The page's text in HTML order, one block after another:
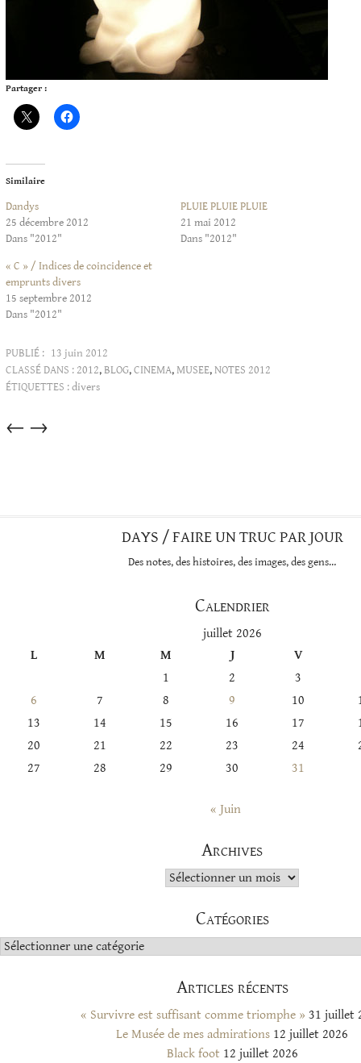
Partager :
Similaire
Dandys
25 décembre 2012
Dans "2012"
PLUIE PLUIE PLUIE
21 mai 2012
Dans "2012"
« C » / Indices de coincidence et
emprunts divers
15 septembre 2012
Dans "2012"
PUBLIÉ : 13 juin 2012
CLASSÉ DANS : 2012,BLOG,CINEMA,MUSEE,NOTES 2012
ÉTIQUETTES :divers
Articles
→
←
DAYS / FAIRE UN TRUC PAR JOUR
Des notes, des histoires, des images, des gens…
Calendrier
juillet 2026
L
M M J
V
1
2
3
6
7 8 9 10
13
14 15 16 17
20
21 22 23 24
27
28 29 30 31
« Juin
Archives
Archives
Catégories
Catégories
Articles récents
« Survivre est suffisant comme triomphe » 31 juillet
Le Musée de mes admirations 12 juillet 2026
Black foot 12 juillet 2026